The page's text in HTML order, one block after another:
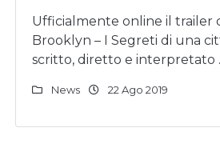
Ufficialmente online il trailer
Brooklyn – I Segreti di una
scritto, diretto e interpretato
News 22 Ago 2019